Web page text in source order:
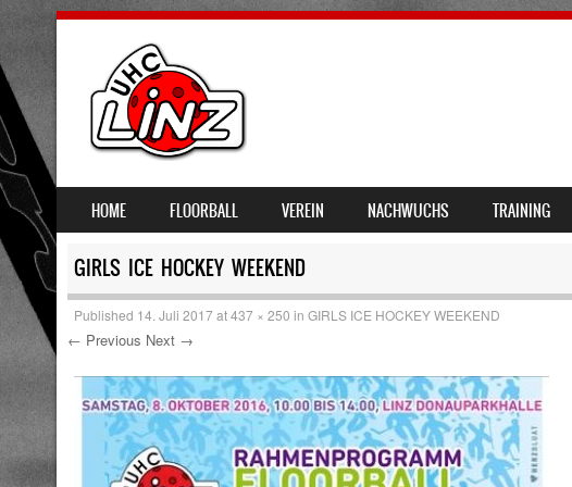
MENU
SKIP TO CONTENT
HOME FLOORBALL VEREIN NACHWUCHS TRAINING
GIRLS ICE HOCKEY WEEKEND
Published 14. Juli 2017at437 × 250 in GIRLS ICE HOCKEY WEEKEND
← Previous Next →